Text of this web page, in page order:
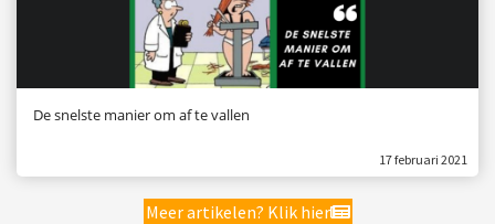
De snelste manier om af te vallen
17 februari 2021
Meer artikelen? Klik hier